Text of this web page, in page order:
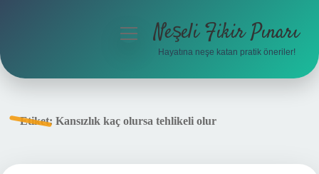
menüyüNeşeli Fikir Pınarı
Hayatına neşe katan pratik öneriler!
Etiket: Kansızlık kaç olursa tehlikeli olur